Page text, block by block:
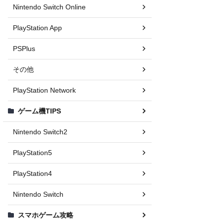
Nintendo Switch Online
PlayStation App
PSPlus
その他
PlayStation Network
ゲーム機TIPS
Nintendo Switch2
PlayStation5
PlayStation4
Nintendo Switch
スマホゲーム攻略